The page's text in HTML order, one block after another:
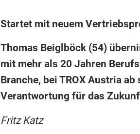
Startet mit neuem
Thomas Beiglböck (54)
mit mehr als 20 Jahren
Branche, bei TROX Austria
Verantwortung für das
Fritz Katz